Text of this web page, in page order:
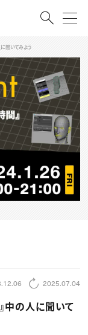
員登録
聞いてみよう
2025.07.04
の人に聞いて